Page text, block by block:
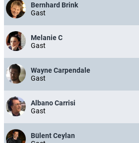
Bernhard Brink
Gast
Melanie C
Gast
Wayne Carpendale
Gast
Albano Carrisi
Gast
Bülent Ceylan